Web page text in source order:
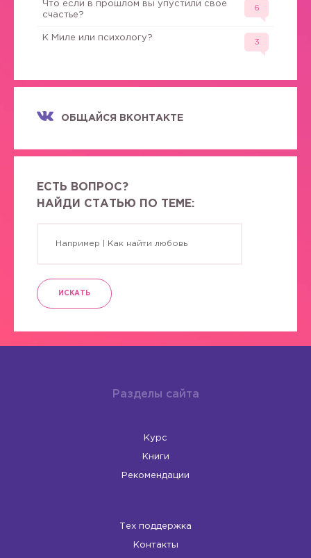
Что если в прошлом вы упустили свое
счастье?
6
К Миле или психологу?
3
ОБЩАЙСЯ ВКОНТАКТЕ
ЕСТЬ ВОПРОС?
НАЙДИ СТАТЬЮ ПО ТЕМЕ:
ИСКАТЬ
Разделы сайта
Курс
Книги
Рекомендации
Тех поддержка
Контакты